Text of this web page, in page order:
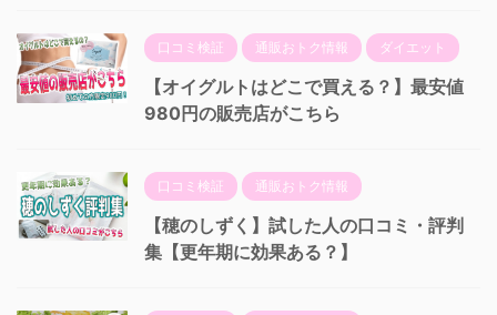
口コミ検証 通販おトク情報 ダイエット
【オイグルトはどこで買える？】最安値
980円の販売店がこちら
口コミ検証 通販おトク情報
【穂のしずく】試した人の口コミ・評判
集【更年期に効果ある？】